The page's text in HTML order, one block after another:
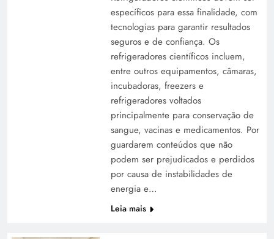
específicos para essa finalidade, com
tecnologias para garantir resultados
seguros e de confiança. Os
refrigeradores científicos incluem,
entre outros equipamentos, câmaras,
incubadoras, freezers e
refrigeradores voltados
principalmente para conservação de
sangue, vacinas e medicamentos. Por
guardarem conteúdos que não
podem ser prejudicados e perdidos
por causa de instabilidades de
energia e…
Leia mais